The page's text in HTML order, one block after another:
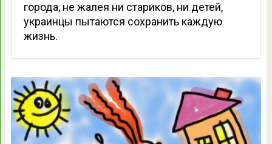
города, не жалея ни стариков, ни детей,
украинцы пытаются сохранить каждую
жизнь.